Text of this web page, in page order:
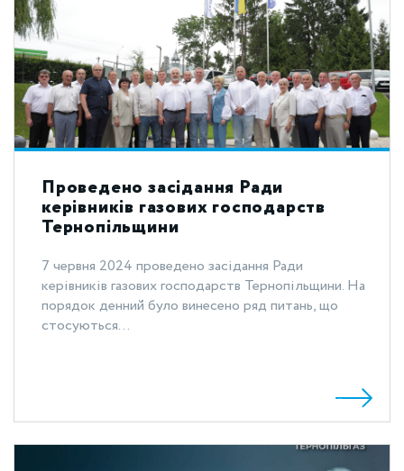
Проведено засідання Ради
керівників газових господарств
Тернопільщини
7 червня 2024 проведено засідання Ради
керівників газових господарств Тернопільщини. На
порядок денний було винесено ряд питань, що
стосуються...